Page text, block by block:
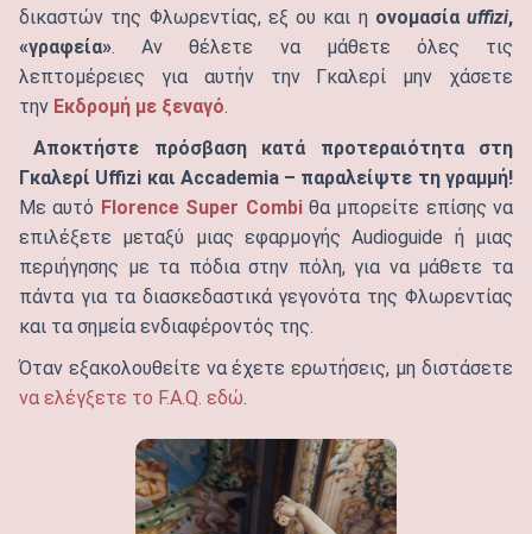
δικαστών της Φλωρεντίας, εξ ου και η ονομασία uffizi,
«γραφεία». Αν θέλετε να μάθετε όλες τις
λεπτομέρειες για αυτήν την Γκαλερί μην χάσετε
την Εκδρομή με ξεναγό.
Αποκτήστε πρόσβαση κατά προτεραιότητα στη
Γκαλερί Uffizi και Accademia – παραλείψτε τη γραμμή!
Με αυτό Florence Super Combiθα μπορείτε επίσης να
επιλέξετε μεταξύ μιας εφαρμογής Audioguide ή μιας
περιήγησης με τα πόδια στην πόλη, για να μάθετε τα
πάντα για τα διασκεδαστικά γεγονότα της Φλωρεντίας
και τα σημεία ενδιαφέροντός της.
Όταν εξακολουθείτε να έχετε ερωτήσεις, μη διστάσετε
να ελέγξετε το F.A.Q. εδώ.